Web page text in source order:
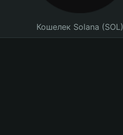
Кошелек Solana (SOL)